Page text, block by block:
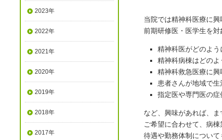
当院では精神科医療に
前期研修医・医学生を
精神科医がどのよ
精神科病棟はどの
精神科救急医療に興
患者さんが地域で
指定医や専門医の
など、興味があれば、
ご希望に合わせて、病
待遇や勤務体制につい
2023年
2022年
2021年
2020年
2019年
2018年
2017年